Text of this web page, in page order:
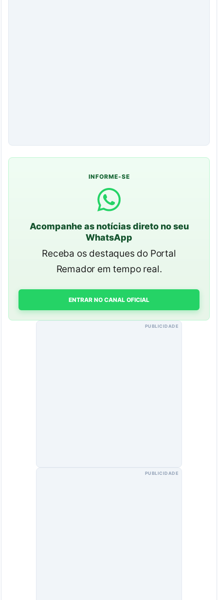
INFORME-SE
Acompanhe as notícias direto no seu
WhatsApp
Receba os destaques do Portal
Remador em tempo real.
ENTRAR NO CANAL OFICIAL
PUBLICIDADE
PUBLICIDADE